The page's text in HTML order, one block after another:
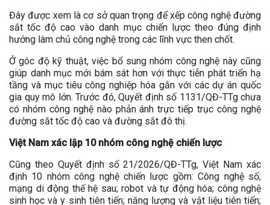
Đây được xem là cơ sở quan trọng để xếp công nghệ đường
sắt tốc độ cao vào danh mục chiến lược theo đúng định
hướng làm chủ công nghệ trong các lĩnh vực then chốt.
Ở góc độ kỹ thuật, việc bổ sung nhóm công nghệ này cũng
giúp danh mục mới bám sát hơn với thực tiễn phát triển hạ
tầng và mục tiêu công nghiệp hóa gắn với các dự án quốc
gia quy mô lớn. Trước đó, Quyết định số 1131/QĐ-TTg chưa
có nhóm công nghệ nào phản ánh trực tiếp trục công nghệ
đường sắt tốc độ cao và đường sắt đô thị.
Việt Nam xác lập 10 nhóm công nghệ chiến lược
Cũng theo Quyết định số 21/2026/QĐ-TTg, Việt Nam xác
định 10 nhóm công nghệ chiến lược gồm: Công nghệ số;
mạng di động thế hệ sau; robot và tự động hóa; công nghệ
sinh học và y sinh tiên tiến; năng lượng và vật liệu tiên tiến;